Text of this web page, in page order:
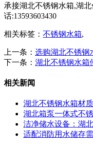
承接湖北不锈钢水箱,湖
话:13593603430
相关标签： 不锈钢水箱,
上一条： 选购湖北不锈钢
下一条： 湖北不锈钢水箱
相关新闻
湖北不锈钢水箱材质
湖北箱泵一体式不
洁净储水设备：湖
适配消防用水储存